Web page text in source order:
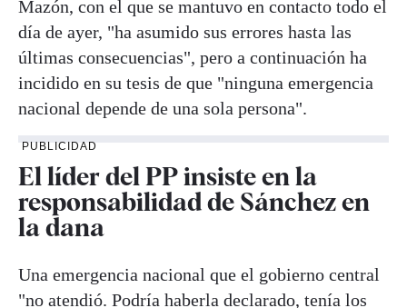
Mazón, con el que se mantuvo en contacto todo el
día de ayer, "ha asumido sus errores hasta las
últimas consecuencias", pero a continuación ha
incidido en su tesis de que "ninguna emergencia
nacional depende de una sola persona".
PUBLICIDAD
El líder del PP insiste en la
responsabilidad de Sánchez en
la dana
Una emergencia nacional que el gobierno central
"no atendió. Podría haberla declarado, tenía los